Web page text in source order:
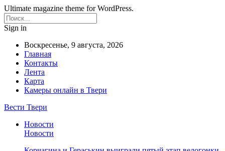
Ultimate magazine theme for WordPress.
Sign in
Воскресенье, 9 августа, 2026
Главная
Контакты
Лента
Карта
Камеры онлайн в Твери
Вести Твери
Новости
Новости